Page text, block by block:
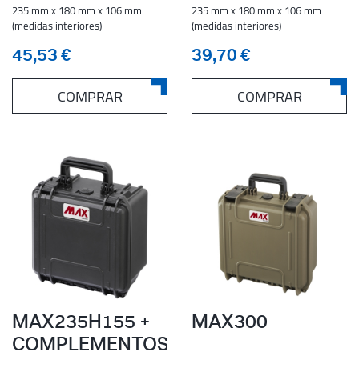
235 mm x 180 mm x 106 mm
(medidas interiores)
45,53 €
COMPRAR
235 mm x 180 mm x 106 mm
(medidas interiores)
39,70 €
COMPRAR
MAX235H155 +
COMPLEMENTOS
MAX300